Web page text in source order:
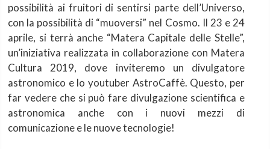
possibilità ai fruitori di sentirsi parte dell’Universo,
con la possibilità di “muoversi” nel Cosmo. Il 23 e 24
aprile, si terrà anche “Matera Capitale delle Stelle”,
un’iniziativa realizzata in collaborazione con Matera
Cultura 2019, dove inviteremo un divulgatore
astronomico e lo youtuber AstroCaffè. Questo, per
far vedere che si può fare divulgazione scientifica e
astronomica anche con i nuovi mezzi di
comunicazione e le nuove tecnologie!